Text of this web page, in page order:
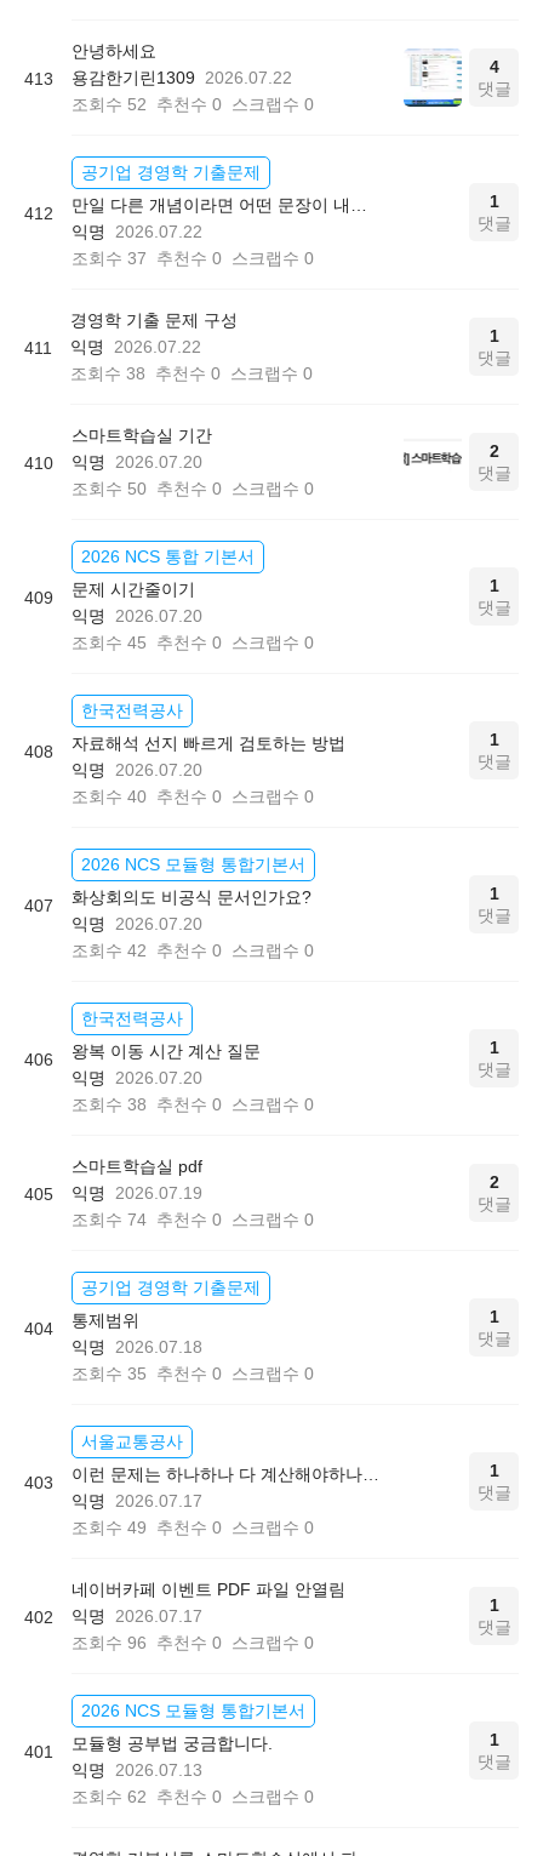
413
안녕하세요
용감한기린1309
2026.07.22
조회수 52 추천수 0 스크랩수 0
4
댓글
412
공기업 경영학 기출문제
익명
2026.07.22
조회수 37 추천수 0 스크랩수 0
1
댓글
411
경영학 기출 문제 구성
익명
2026.07.22
조회수 38 추천수 0 스크랩수 0
1
댓글
410
스마트학습실 기간
익명
2026.07.20
조회수 50 추천수 0 스크랩수 0
2
댓글
409
2026 NCS 통합 기본서
문제 시간줄이기
익명
2026.07.20
조회수 45 추천수 0 스크랩수 0
1
댓글
408
한국전력공사
자료해석 선지 빠르게 검토하는 방법
익명
2026.07.20
조회수 40 추천수 0 스크랩수 0
1
댓글
407
2026 NCS 모듈형 통합기본서
화상회의도 비공식 문서인가요?
익명
2026.07.20
조회수 42 추천수 0 스크랩수 0
1
댓글
406
한국전력공사
왕복 이동 시간 계산 질문
익명
2026.07.20
조회수 38 추천수 0 스크랩수 0
1
댓글
405
스마트학습실 pdf
익명
2026.07.19
조회수 74 추천수 0 스크랩수 0
2
댓글
404
공기업 경영학 기출문제
통제범위
익명
2026.07.18
조회수 35 추천수 0 스크랩수 0
1
댓글
403
서울교통공사
익명
2026.07.17
조회수 49 추천수 0 스크랩수 0
1
댓글
402
네이버카페 이벤트 PDF 파일 안열림
익명
2026.07.17
조회수 96 추천수 0 스크랩수 0
1
댓글
401
2026 NCS 모듈형 통합기본서
모듈형 공부법 궁금합니다.
익명
2026.07.13
조회수 62 추천수 0 스크랩수 0
1
댓글